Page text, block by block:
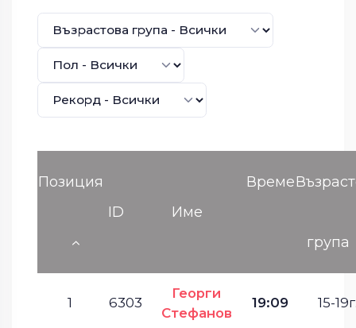
Позиция
ID
Име
Време
група
1 6303
Георги
Стефанов
19:09 15-